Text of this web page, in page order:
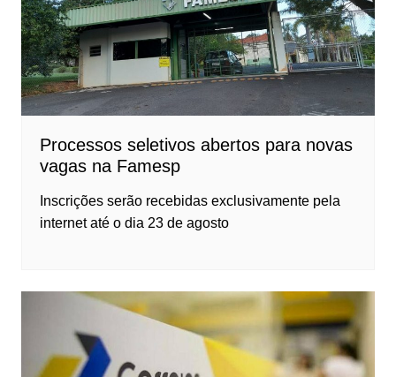
Processos seletivos abertos para novas
vagas na Famesp
Inscrições serão recebidas exclusivamente pela
internet até o dia 23 de agosto